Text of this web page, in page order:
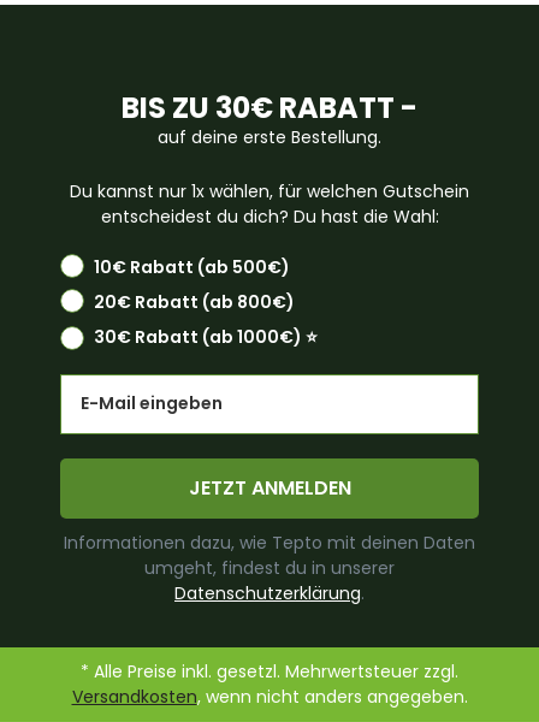
BIS ZU 30€ RABATT -
auf deine erste Bestellung.
Du kannst nur 1x wählen, für welchen Gutschein
entscheidest du dich? Du hast die Wahl:
10€ Rabatt (ab 500€)
20€ Rabatt (ab 800€)
30€ Rabatt (ab 1000€) ⭐️
JETZT ANMELDEN
Informationen dazu, wie Tepto mit deinen Daten
umgeht, findest du in unserer
Datenschutzerklärung.
* Alle Preise inkl. gesetzl. Mehrwertsteuer zzgl.
Versandkosten, wenn nicht anders angegeben.